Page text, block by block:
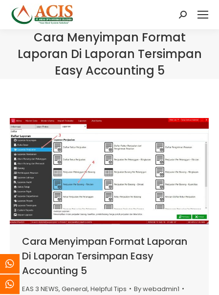
Search:
Cara Menyimpan Format
Laporan Di Laporan Tersimpan
Easy Accounting 5
Cara Menyimpan Format Laporan
Di Laporan Tersimpan Easy
Accounting 5
EAS 3 NEWS, General, Helpful Tips Bywebadmin1